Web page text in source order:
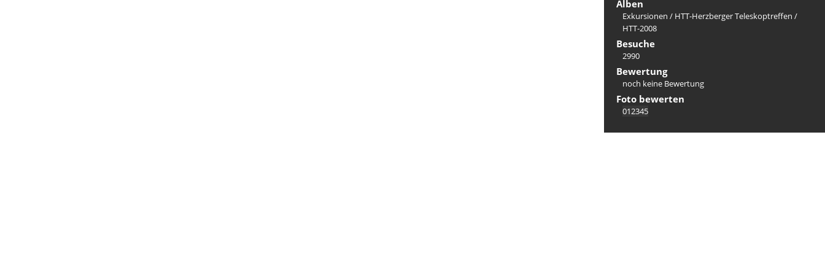
Alben
Exkursionen / HTT-Herzberger Teleskoptreffen /
HTT-2008
Besuche
2990
Bewertung
noch keine Bewertung
Foto bewerten